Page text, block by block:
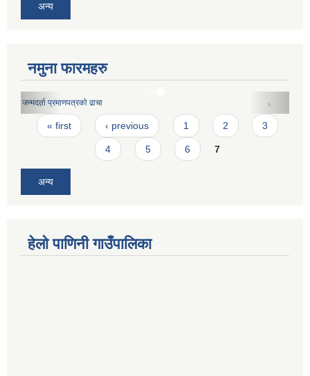
अन्य
नमुना फारमहरु
जन्मदर्ता प्रमाणपत्रको ढाचा
Pages
« first ‹ previous 1 2 3
4 5 6 7
अन्य
हेलो पाणिनी गाउँपालिका